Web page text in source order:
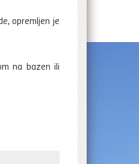
opremljen je
na bazen ili